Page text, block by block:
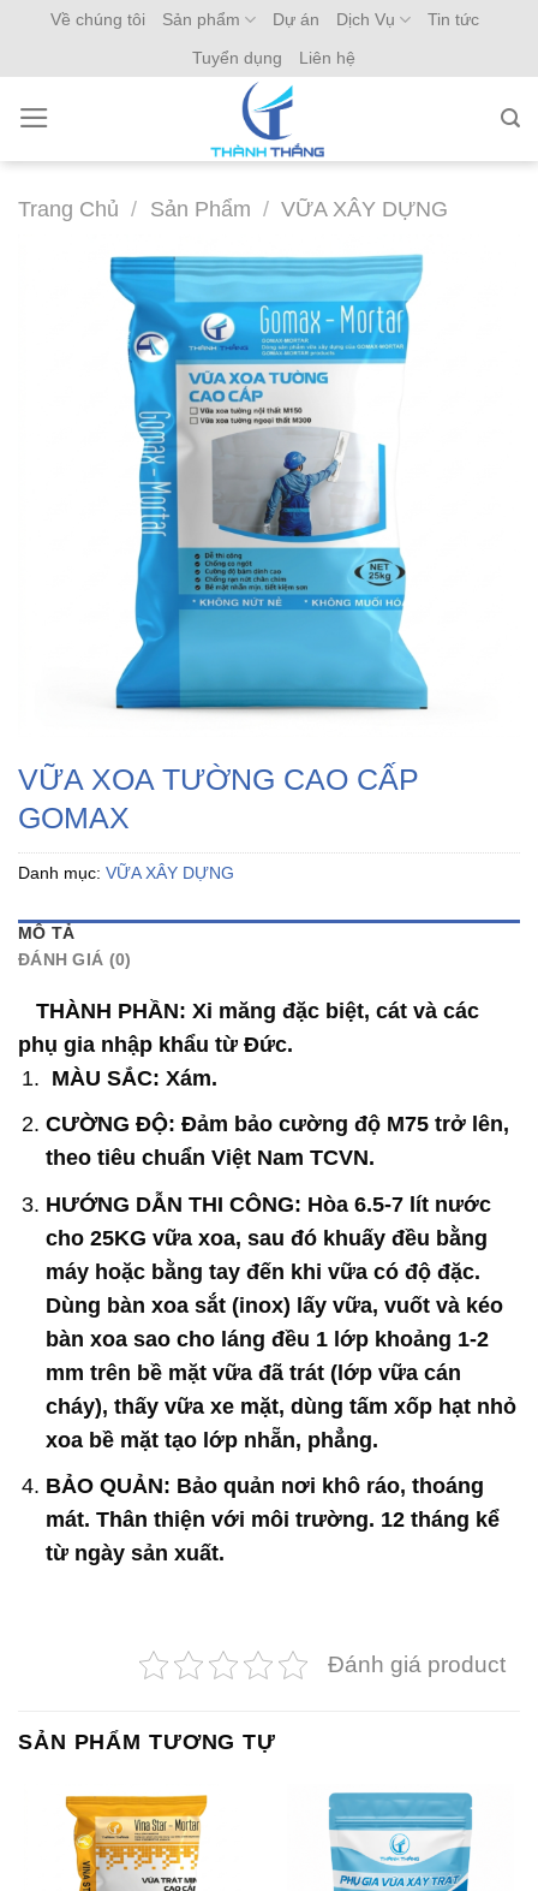
content
Về chúng tôi Sản phẩm Dự án Dịch Vụ
Tin tức
Tuyển dụng
Liên hệ
Trang Chủ / Sản Phẩm / VỮA XÂY DỰNG
VỮA XOA TƯỜNG CAO CẤP
GOMAX
Danh mục: VỮA XÂY DỰNG
MÔ TẢ
ĐÁNH GIÁ (0)
THÀNH PHẦN: Xi măng đặc biệt, cát và các
phụ gia nhập khẩu từ Đức.
MÀU SẮC: Xám.
CƯỜNG ĐỘ: Đảm bảo cường độ M75 trở lên,
theo tiêu chuẩn Việt Nam TCVN.
HƯỚNG DẪN THI CÔNG: Hòa 6.5-7 lít nước
cho 25KG vữa xoa, sau đó khuấy đều bằng
máy hoặc bằng tay đến khi vữa có độ đặc.
Dùng bàn xoa sắt (inox) lấy vữa, vuốt và kéo
bàn xoa sao cho láng đều 1 lớp khoảng 1-2
mm trên bề mặt vữa đã trát (lớp vữa cán
cháy), thấy vữa xe mặt, dùng tấm xốp hạt nhỏ
xoa bề mặt tạo lớp nhẵn, phẳng.
BẢO QUẢN: Bảo quản nơi khô ráo, thoáng
mát. Thân thiện với môi trường. 12 tháng kể
từ ngày sản xuất.
Đánh giá product
SẢN PHẨM TƯƠNG TỰ